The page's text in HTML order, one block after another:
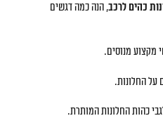
כהים לרכב, הנה כמה דגשים